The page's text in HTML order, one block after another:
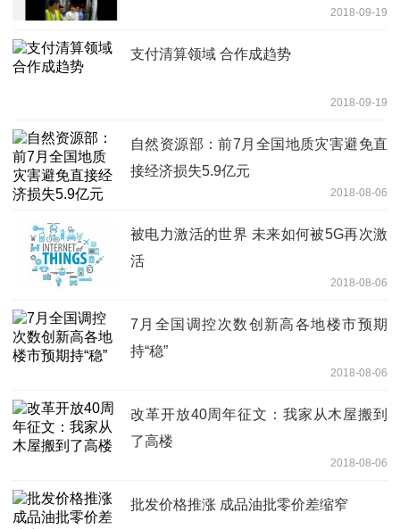
2018-09-19
支付清算领域 合作成趋势
2018-09-19
自然资源部：前7月全国地质灾害避免直
接经济损失5.9亿元
2018-08-06
被电力激活的世界 未来如何被5G再次激
活
2018-08-06
7月全国调控次数创新高各地楼市预期
持“稳”
2018-08-06
改革开放40周年征文：我家从木屋搬到
了高楼
2018-08-06
批发价格推涨 成品油批零价差缩窄